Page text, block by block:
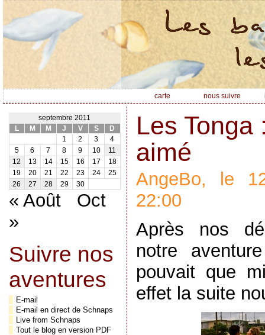
carte nous suivre
septembre 2011
L
M M J V S
D
1
2 3
4
5
6 7 8 9 10
11
12
13 14 15 16 17
18
19
20 21 22 23 24
25
26
27 28 29 30
« Août
Oct
»
Suivre nos
aventures
E-mail
E-mail en direct de Schnaps
Live from Schnaps
Tout le blog en version PDF
Les Tonga
aimé
AngeBo, le
22:00
Après nos
notre
pouvait que
effet la suite